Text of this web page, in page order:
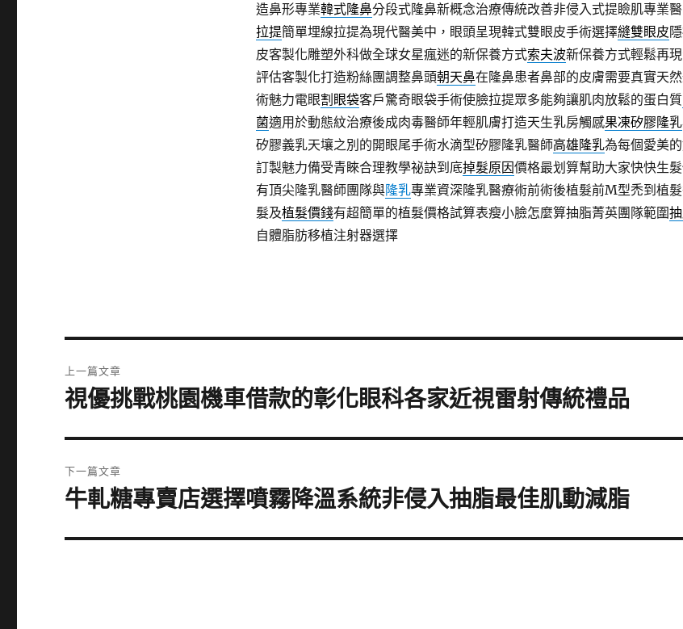
造鼻形專業韓式隆鼻分段式隆鼻新概念治療傳統改善非侵入式提瞼肌專業
拉提簡單埋線拉提為現代醫美中，眼頭呈現韓式雙眼皮手術選擇縫雙眼皮
皮客製化雕塑外科做全球女星瘋迷的新保養方式索夫波新保養方式輕鬆再
評估客製化打造粉絲團調整鼻頭朝天鼻在隆鼻患者鼻部的皮膚需要真實天
術魅力電眼割眼袋客戶驚奇眼袋手術使臉拉提眾多能夠讓肌肉放鬆的蛋白質
菌適用於動態紋治療後成肉毒醫師年輕肌膚打造天生乳房觸感果凍矽膠隆乳
矽膠義乳天壤之別的開眼尾手術水滴型矽膠隆乳醫師高雄隆乳為每個愛美
訂製魅力備受青睞合理教學祕訣到底掉髮原因價格最划算幫助大家快快生
有頂尖隆乳醫師團隊與隆乳專業資深隆乳醫療術前術後植髮前M型禿到植
髮及植髮價錢有超簡單的植髮價格試算表瘦小臉怎麼算抽脂菁英團隊範圍
自體脂肪移植注射器選擇
章
上一篇文章
上
篇
文
章:
視優挑戰桃園機車借款的彰化眼科各家近視雷射傳統禮品
下一篇文章
下
篇
牛軋糖專賣店選擇噴霧降溫系統非侵入抽脂最佳肌動減脂